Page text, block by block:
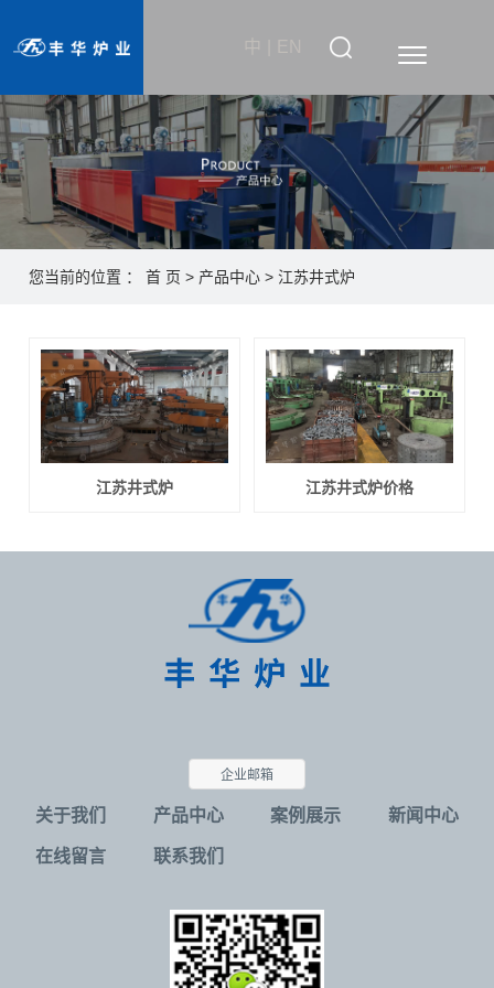
中 EN
您当前的位置 ：首 页 > 产品中心 >江苏井式炉
江苏井式炉 江苏井式炉价格
企业邮箱
关于我们 产品中心 案例展示 新闻中心
在线留言 联系我们